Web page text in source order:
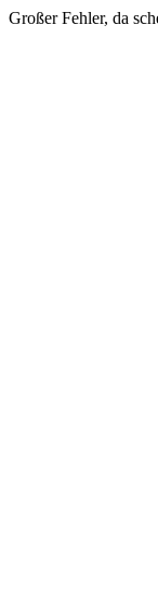
Großer Fehler, da